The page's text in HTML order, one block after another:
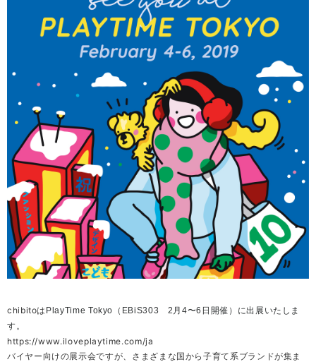
chibitoは PlayTime Tokyo（EBiS303 2月4〜6日開催）に出展いたしま
す。
https://www.iloveplaytime.com/ja
バイヤー向けの展示会ですが、さまざまな国から子育て系ブランドが集ま